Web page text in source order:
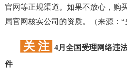
官网等正规渠道。如果不放心，购
局官网核实公司的资质。（来源：“
关 注 4月全国受理网络违
件